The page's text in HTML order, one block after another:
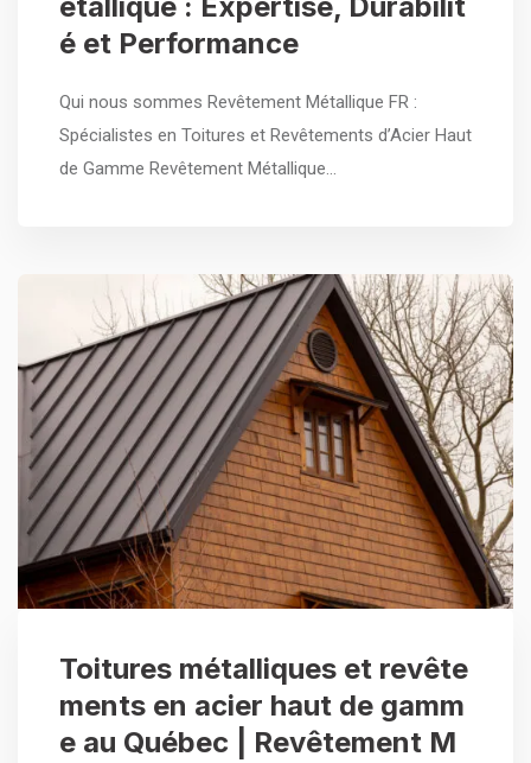
é et Performance
Qui nous sommes Revêtement Métallique FR :
Spécialistes en Toitures et Revêtements d’Acier Haut
de Gamme Revêtement Métallique…
Toitures métalliques et revête
ments en acier haut de gamm
e au Québec | Revêtement M